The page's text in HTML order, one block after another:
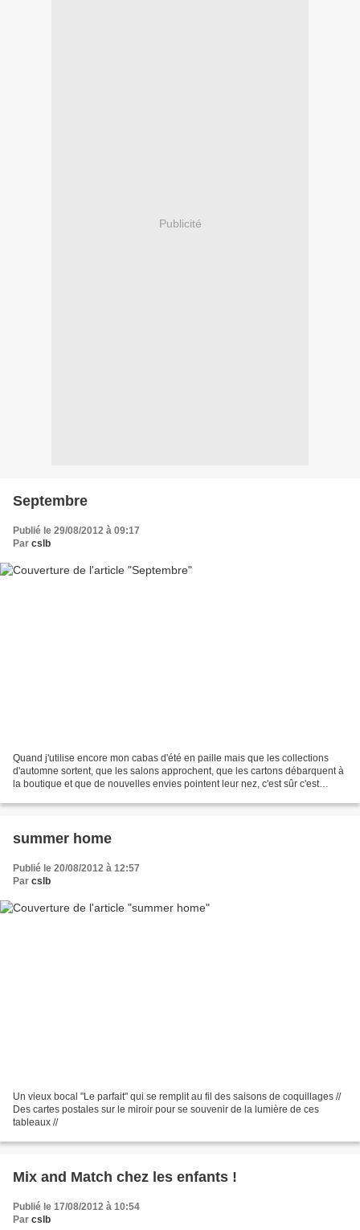
Publicité
Septembre
Publié le 29/08/2012 à 09:17
Par cslb
Quand j'utilise encore mon cabas d'été en paille mais que les collections
d'automne sortent, que les salons approchent, que les cartons débarquent à
la boutique et que de nouvelles envies pointent leur nez, c'est sûr c'est
summer home
Publié le 20/08/2012 à 12:57
Par cslb
Un vieux bocal "Le parfait" qui se remplit au fil des saisons de coquillages //
Des cartes postales sur le miroir pour se souvenir de la lumière de ces
tableaux //
Mix and Match chez les enfants !
Publié le 17/08/2012 à 10:54
Par cslb